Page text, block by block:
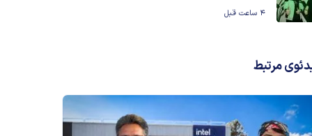
4 ساعت قبل
مرتبط